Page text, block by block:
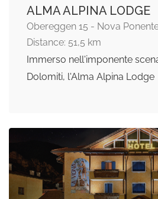
ALMA ALPINA LODGE
Obereggen 15 - Nova
Distance: 51,5 km
Immerso nell'imponente
Dolomiti, l'Alma Alpina Lodge